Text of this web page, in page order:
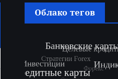
Облако тегов